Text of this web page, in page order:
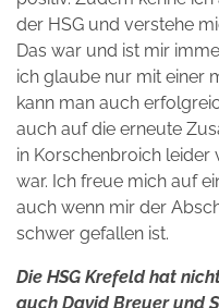
der HSG und verstehe
Das war und ist mir
ich glaube nur mit einer
kann man auch
auch auf die erneute
in Korschenbroich
war. Ich freue mich auf
auch wenn mir der
schwer gefallen ist.
Die HSG Krefeld hat
auch David Breuer und